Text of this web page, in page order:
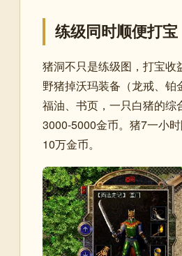
练级同时顺便打宝
猪洞不只是练级图，打宝收
野猪掉沃玛装备（龙戒、铂
福油、书页，一只白猪的综
3000-5000金币。猪7一小
10万金币。